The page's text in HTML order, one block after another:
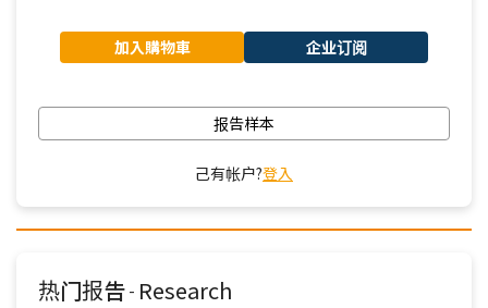
加入購物車 企业订阅
报告样本
己有帐户?登入
热门报告 - Research